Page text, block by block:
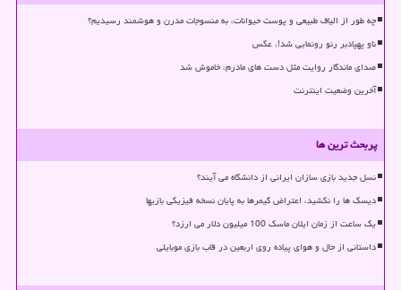
چه طور از الیاف طبیعی و پوست حیوانات، به منسوجات مدرن و هوشمند رسیدیم؟
ناو پهپادبر رنو رونمایی شد!، عکس
صدای ماندگار روایت مثل دست های مادرم، خاموش شد
آخرین وضعیت اینترنت
پربحث ترین ها
نسل جدید بازی سازان ایرانی از دانشگاه می آیند؟
دیسک ها را نکشید، اعتراض گیمرها به پایان نسخه فیزیکی بازیها
یک ساعت از زمان ایلان ماسک 100 میلیون دلار می ارزد؟
داستانی از حال و هوای پیاده روی اربعین در قاب بازی موبایلی